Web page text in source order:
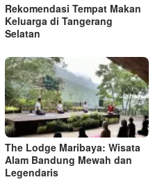
Rekomendasi Tempat Makan
Keluarga di Tangerang
Selatan
The Lodge Maribaya: Wisata
Alam Bandung Mewah dan
Legendaris